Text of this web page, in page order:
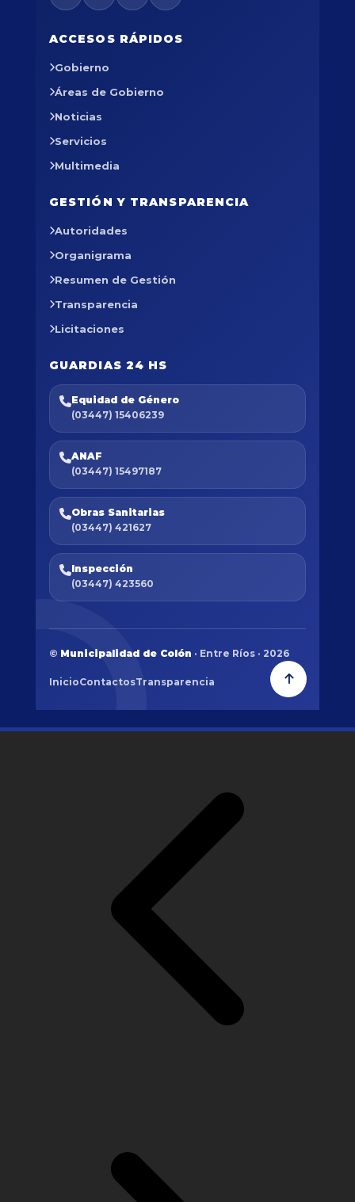
ACCESOS RÁPIDOS
Gobierno
Áreas de Gobierno
Noticias
Servicios
Multimedia
GESTIÓN Y TRANSPARENCIA
Autoridades
Organigrama
Resumen de Gestión
Transparencia
Licitaciones
GUARDIAS 24 HS
Equidad de Género
(03447) 15406239
ANAF
(03447) 15497187
Obras Sanitarias
(03447) 421627
Inspección
(03447) 423560
© Municipalidad de Colón · Entre Ríos · 2026
InicioContactosTransparencia